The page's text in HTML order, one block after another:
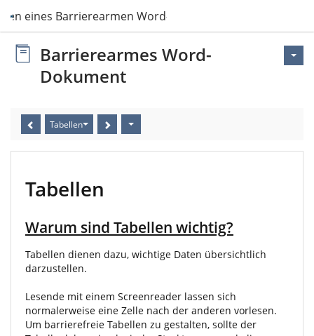
eines Barrierearmen Word-Dokuments
Barrierearmes Word-
Dokument
Tabellen
Tabellen
Warum sind Tabellen wichtig?
Tabellen dienen dazu, wichtige Daten übersichtlich
darzustellen.
Lesende mit einem Screenreader lassen sich
normalerweise eine Zelle nach der anderen vorlesen.
Um barrierefreie Tabellen zu gestalten, sollte der